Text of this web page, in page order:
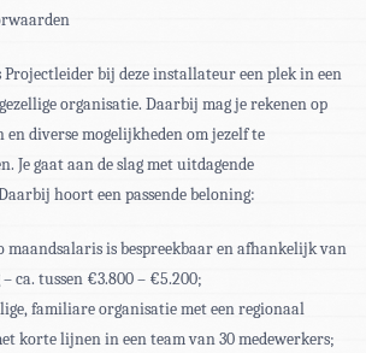
Projectleider bij deze installateur een plek in een
organisatie. Daarbij mag je rekenen op
en diverse mogelijkheden om jezelf te
Je gaat aan de slag met uitdagende
hoort een passende beloning:
maandsalaris is bespreekbaar en afhankelijk van
ca. tussen €3.800 – €5.200;
familiare organisatie met een regionaal
korte lijnen in een team van 30 medewerkers;